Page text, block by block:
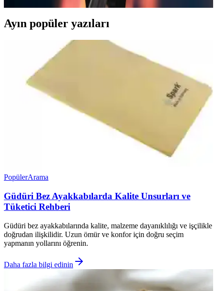
Ayın popüler yazıları
PopülerArama
Güdüri Bez Ayakkabılarda Kalite Unsurları ve
Tüketici Rehberi
Güdüri bez ayakkabılarında kalite, malzeme dayanıklılığı ve işçilikle
doğrudan ilişkilidir. Uzun ömür ve konfor için doğru seçim
yapmanın yollarını öğrenin.
Daha fazla bilgi edinin